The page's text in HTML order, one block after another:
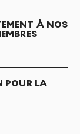
À NOS
POUR LA